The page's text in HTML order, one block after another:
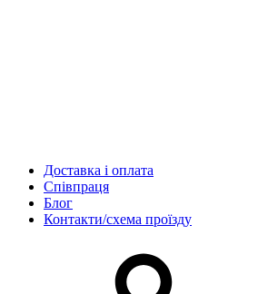
Доставка і оплата
Співпраця
Блог
Контакти/схема проїзду